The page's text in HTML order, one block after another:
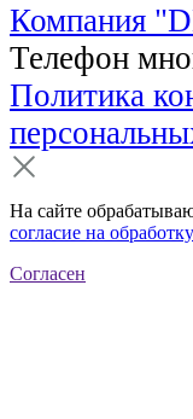
Компания
Телефон
Политика
На сайте
согласие на
Согласен